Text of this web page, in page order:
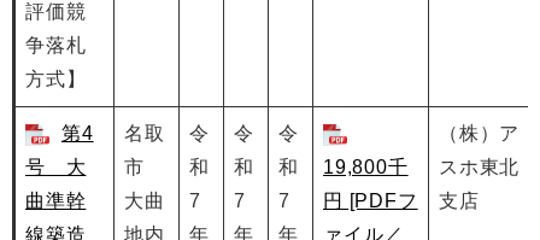
評価競
争落札
方式】
第4
号 大
曲準幹
線築造
名取
市
大曲
地内
令
和
7
年
令
和
7
年
令
和
7
年
19,800千
円 [PDFフ
ァイル／
（株）ア
スホ東北
支店